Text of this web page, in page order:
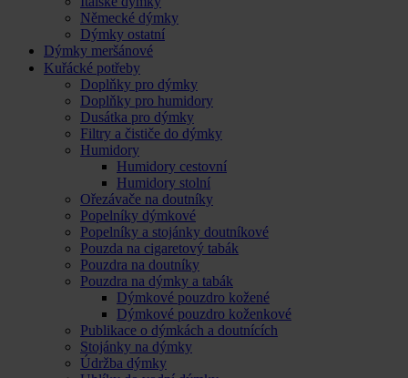
Německé dýmky
Dýmky ostatní
Dýmky meršánové
Kuřácké potřeby
Doplňky pro dýmky
Doplňky pro humidory
Dusátka pro dýmky
Filtry a čističe do dýmky
Humidory
Humidory cestovní
Humidory stolní
Ořezávače na doutníky
Popelníky dýmkové
Popelníky a stojánky doutníkové
Pouzda na cigaretový tabák
Pouzdra na doutníky
Pouzdra na dýmky a tabák
Dýmkové pouzdro kožené
Dýmkové pouzdro koženkové
Publikace o dýmkách a doutnících
Stojánky na dýmky
Údržba dýmky